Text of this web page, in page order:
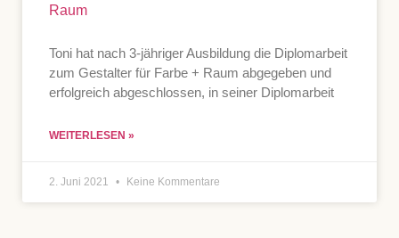
Raum
Toni hat nach 3-jähriger Ausbildung die Diplomarbeit
zum Gestalter für Farbe + Raum abgegeben und
erfolgreich abgeschlossen, in seiner Diplomarbeit
WEITERLESEN »
2. Juni 2021 Keine Kommentare